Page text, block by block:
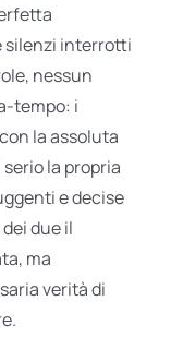
silenzi interrotti
nessun
tempo: i
la assoluta
la propria
e decise
due il
ma
verità di